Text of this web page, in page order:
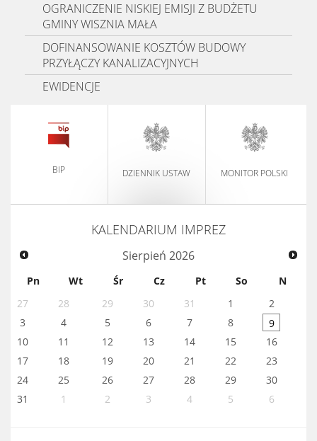
OGRANICZENIE NISKIEJ EMISJI Z BUDŻETU
GMINY WISZNIA MAŁA
DOFINANSOWANIE KOSZTÓW BUDOWY
PRZYŁĄCZY KANALIZACYJNYCH
EWIDENCJE
BIP DZIENNIK USTAW MONITOR POLSKI
KALENDARIUM IMPREZ
Sierpień 2026
Pn Wt Śr Cz Pt So
N
27
28 29 30 31 1
2
3
4 5 6 7 8
9
10
11 12 13 14 15
16
17
18 19 20 21 22
23
24
25 26 27 28 29
30
31
1 2 3 4 5 6